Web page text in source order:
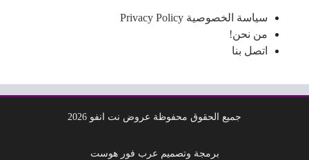
سياسة الخصوصية Privacy Policy
من نحن!
اتصل بنا
جميع الحقوق محفوظة عروض نت انفو 2026
برمجة وتصميم عرب فور هوست